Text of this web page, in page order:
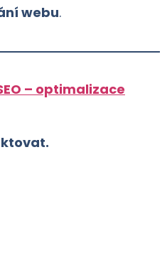
webu.
– optimalizace